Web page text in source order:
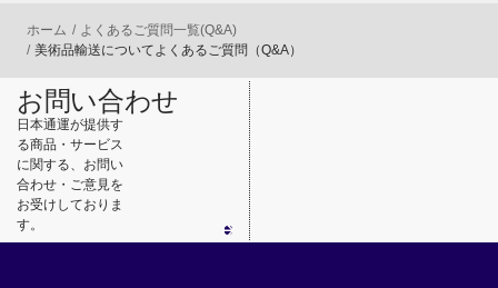
ホーム
よくあるご質問一覧(Q&A)
美術品輸送についてよくあるご質問（Q&A）
お問い合わせ
日本通運が提供す
る商品・サービス
に関する、お問い
合わせ・ご意見を
お受けしておりま
す。